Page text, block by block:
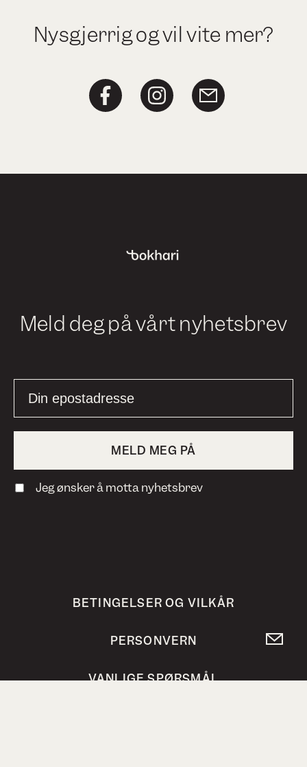
Nysgjerrig og vil vite mer?
Meld deg på vårt nyhetsbrev
Jeg ønsker å motta nyhetsbrev
BETINGELSER OG VILKÅR
PERSONVERN
VANLIGE SPØRSMÅL